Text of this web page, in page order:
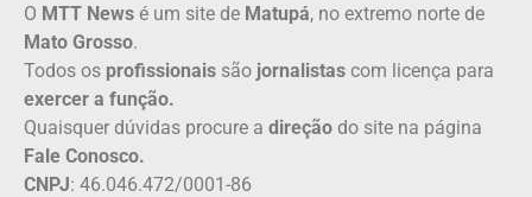
O MTT News é um site de Matupá, no extremo norte de
Mato Grosso.
Todos os profissionais são jornalistas com licença para
exercer a função.
Quaisquer dúvidas procure a direção do site na página
Fale Conosco.
CNPJ: 46.046.472/0001-86